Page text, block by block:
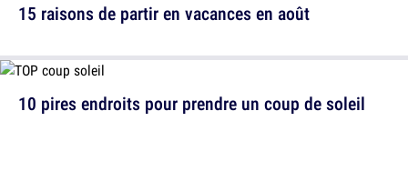
15 raisons de partir en vacances en août
10 pires endroits pour prendre un coup de soleil